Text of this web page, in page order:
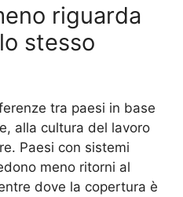
riguarda
stesso
tra paesi in base
alla cultura del lavoro
Paesi con sistemi
meno ritorni al
dove la copertura è